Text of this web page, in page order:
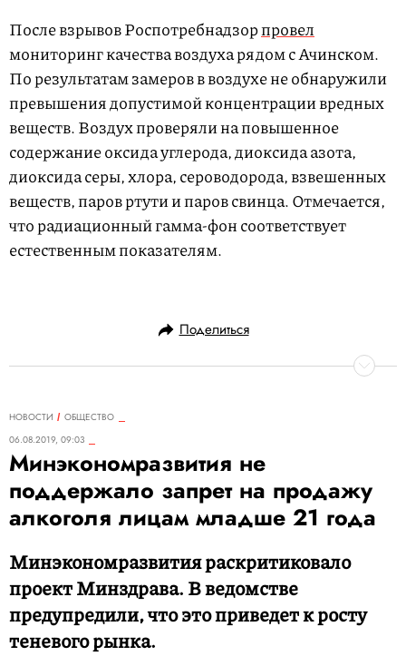
После взрывов Роспотребнадзорпровел
мониторинг качества воздуха рядом с Ачинском.
По результатам замеров в воздухе не обнаружили
превышения допустимой концентрации вредных
веществ. Воздух проверяли на повышенное
содержание оксида углерода, диоксида азота,
диоксида серы, хлора, сероводорода, взвешенных
веществ, паров ртути и паров свинца. Отмечается,
что радиационный гамма-фон соответствует
естественным показателям.
Поделиться
НОВОСТИ
ОБЩЕСТВО
06.08.2019, 09:03
Минэкономразвития не
поддержало запрет на продажу
алкоголя лицам младше 21 года
Минэкономразвития раскритиковало
проект Минздрава. В ведомстве
предупредили, что это приведет к росту
теневого рынка.